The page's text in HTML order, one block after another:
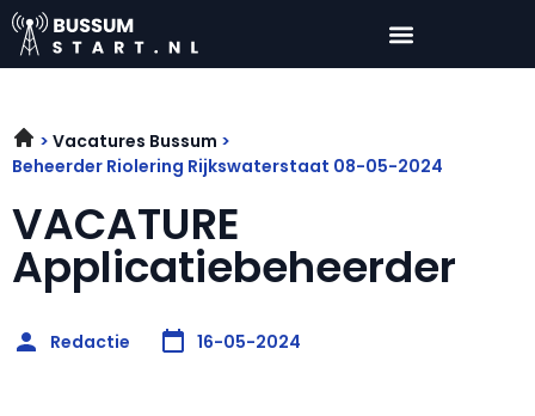
Vacatures Bussum
Beheerder Riolering Rijkswaterstaat 08-05-2024
VACATURE
Applicatiebeheerder
Redactie 16-05-2024